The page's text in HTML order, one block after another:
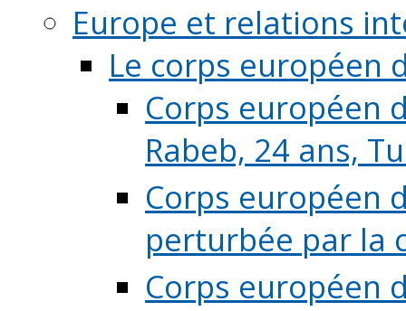
Europe et relations
Le corps européen
Corps européen
Rabeb, 24 ans,
Corps européen
perturbée par la
Corps européen